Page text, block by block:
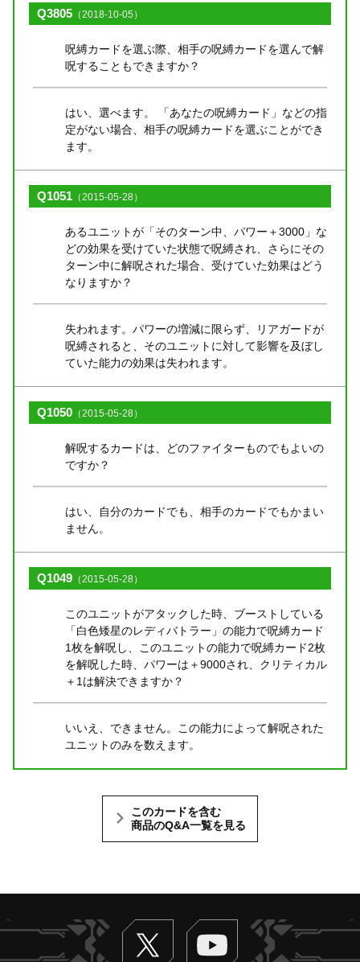
Q3805 （2018-10-05）
呪縛カードを選ぶ際、相手の呪縛カードを選んで解
呪することもできますか？
はい、選べます。 「あなたの呪縛カード」などの指
定がない場合、相手の呪縛カードを選ぶことができ
ます。
Q1051 （2015-05-28）
あるユニットが「そのターン中、パワー＋3000」な
どの効果を受けていた状態で呪縛され、さらにその
ターン中に解呪された場合、受けていた効果はどう
なりますか？
失われます。パワーの増減に限らず、リアガードが
呪縛されると、そのユニットに対して影響を及ぼし
ていた能力の効果は失われます。
Q1050 （2015-05-28）
解呪するカードは、どのファイターものでもよいの
ですか？
はい、自分のカードでも、相手のカードでもかまい
ません。
Q1049 （2015-05-28）
このユニットがアタックした時、ブーストしている
「白色矮星のレディバトラー」の能力で呪縛カード
1枚を解呪し、このユニットの能力で呪縛カード2枚
を解呪した時、パワーは＋9000され、クリティカル
＋1は解決できますか？
いいえ、できません。この能力によって解呪された
ユニットのみを数えます。
このカードを含む
商品のQ&A一覧を見る
Twitter ヴァンガードch